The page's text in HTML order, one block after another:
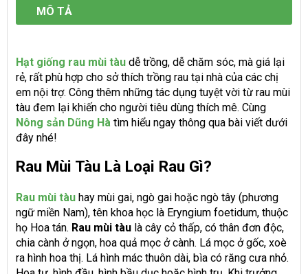
MÔ TẢ
Hạt giống rau mùi tàu dễ trồng, dễ chăm sóc, mà giá lại
rẻ, rất phù hợp cho sở thích trồng rau tại nhà của các chị
em nội trợ. Công thêm những tác dụng tuyệt vời từ rau mùi
tàu đem lại khiến cho người tiêu dùng thích mê. Cùng
Nông sản Dũng Hà tìm hiểu ngay thông qua bài viết dưới
đây nhé!
Rau Mùi Tàu Là Loại Rau Gì?
Rau mùi tàu hay mùi gai, ngò gai hoặc ngò tây (phương
ngữ miền Nam), tên khoa học là Eryngium foetidum, thuộc
họ Hoa tán. Rau mùi tàu là cây cỏ thấp, có thân đơn độc,
chia cành ở ngọn, hoa quả mọc ở cành. Lá mọc ở gốc, xoè
ra hình hoa thị. Lá hình mác thuôn dài, bìa có răng cưa nhỏ.